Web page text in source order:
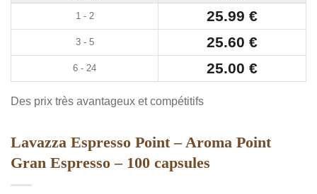
1 - 2 25.99 €
3 - 5 25.60 €
6 - 24 25.00 €
Des prix très avantageux et compétitifs
Lavazza Espresso Point – Aroma Point
Gran Espresso – 100 capsules